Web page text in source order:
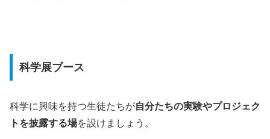
科学展ブース
科学に興味を持つ生徒たちが自分たちの実験やプロジェク
トを披露する場を設けましょう。